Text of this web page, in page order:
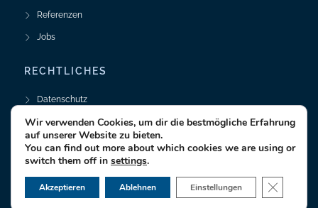
Referenzen
Jobs
RECHTLICHES
Datenschutz
Impressum
© 2025 textrio GmbH • Technische Dokumentation
Realisiert durchResponsive Webdesign Hamburg
Wir verwenden Cookies, um dir die bestmögliche Erfahrung
auf unserer Website zu bieten.
You can find out more about which cookies we are using or
switch them off in settings.
Akzeptieren Ablehnen Einstellungen GDPR